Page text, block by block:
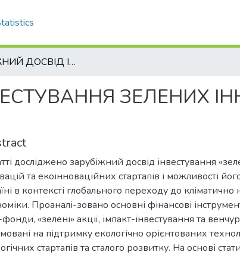
ЗАРУБІЖНИЙ ДОСВІД ІНВЕСТУВАННЯ ЗЕЛЕНИХ ІННОВАЦІЙ ТА СТАРТАПІВ
ЗЕЛЕНИХ
досліджено зарубіжний досвід інвестування
та екоінноваційних стартапів і можливості
в контексті глобального переходу до кліматично
Проаналі-зовано основні фінансові
«зелені» акції, імпакт-інвестування та
на підтримку екологічно орієнтованих
стартапів та сталого розвитку. На основі